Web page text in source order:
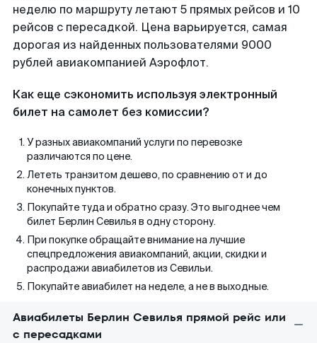
неделю по маршруту летают 5 прямых рейсов и 10
рейсов с пересадкой. Цена варьируется, самая
дорогая из найденных пользователями 9000
рублей авиакомпанией Аэрофлот.
Как еще сэкономить используя электронный
билет на самолет без комиссии?
У разных авиакомпаний услуги по перевозке
различаются по цене.
Лететь транзитом дешево, по сравнению от и до
конечных пунктов.
Покупайте туда и обратно сразу. Это выгоднее чем
билет Берлин Севилья в одну сторону.
При покупке обращайте внимание на лучшие
спецпредложения авиакомпаний, акции, скидки и
распродажи авиабилетов из Севильи.
Покупайте авиабилет на неделе, а не в выходные.
Авиабилеты Берлин Севилья прямой рейс или
с пересадками